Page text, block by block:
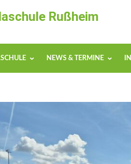
Rußheim
NEWS & TERMINE